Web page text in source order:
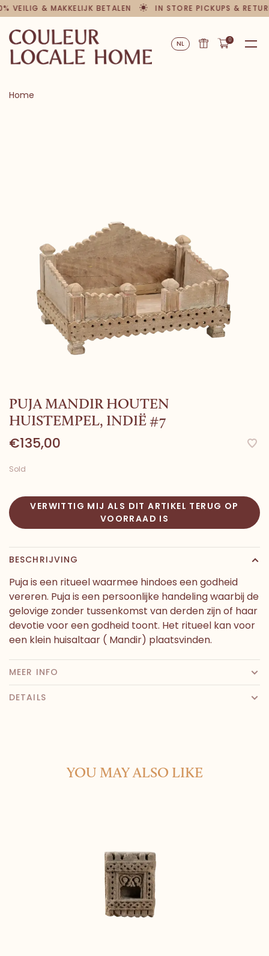
VEILIG & MAKKELIJK BETALEN IN STORE PICKUPS &
NL 0
Home
PUJA MANDIR HOUTEN
HUISTEMPEL, INDIË #7
€135,00
Sold
VERWITTIG MIJ ALS DIT ARTIKEL TERUG OP
VOORRAAD IS
BESCHRIJVING
Puja is een ritueel waarmee hindoes een godheid
vereren. Puja is een persoonlijke handeling waarbij de
gelovige zonder tussenkomst van derden zijn of haar
devotie voor een godheid toont. Het ritueel kan voor
een klein huisaltaar ( Mandir) plaatsvinden.
MEER INFO
DETAILS
YOU MAY ALSO LIKE